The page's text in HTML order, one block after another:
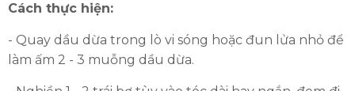
Cách thực hiện:
- Quay dầu dừa trong lò vi sóng hoặc đun lửa nhỏ để
làm ấm 2 - 3 muỗng dầu dừa.